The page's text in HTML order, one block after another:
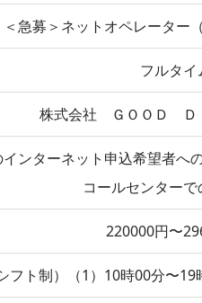
＜急募＞ネットオペレーター
フルタイ
株式会社 ＧＯＯＤ Ｄ
ンターネット申込希望者
コールセンター
220000円〜
フト制）（1）10時00分〜